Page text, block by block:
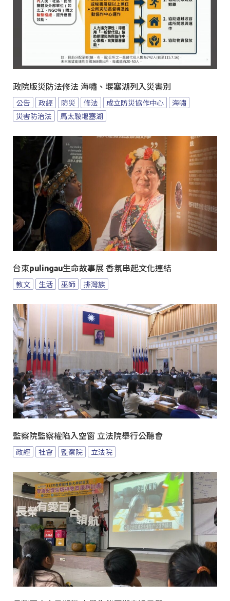
政院版災防法修法 海嘯、堰塞湖列入災害別
公告 政經 防災 修法 成立防災協作中心
海嘯
災害防治法
馬太鞍堰塞湖
台東pulingau生命故事展 香氛串起文化連結
教文 生活 巫師 排灣族
監察院監察權陷入空窗 立法院舉行公聽會
政經 社會 監察院 立法院